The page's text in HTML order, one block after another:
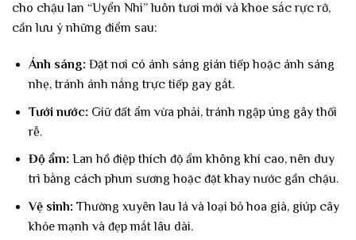
cho chậu lan “Uyển Nhi” luôn tươi mới và khoe sắc rực rỡ,
cần lưu ý những điểm sau:
Ánh sáng: Đặt nơi có ánh sáng gián tiếp hoặc ánh sáng
nhẹ, tránh ánh nắng trực tiếp gay gắt.
Tưới nước: Giữ đất ẩm vừa phải, tránh ngập úng gây thối
rễ.
Độ ẩm: Lan hồ điệp thích độ ẩm không khí cao, nên duy
trì bằng cách phun sương hoặc đặt khay nước gần chậu.
Vệ sinh: Thường xuyên lau lá và loại bỏ hoa già, giúp cây
khỏe mạnh và đẹp mắt lâu dài.